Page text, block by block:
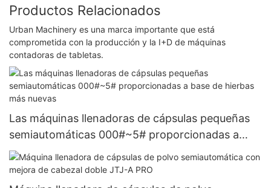
Productos Relacionados
Urban Machinery es una marca importante que está
comprometida con la producción y la I+D de máquinas
contadoras de tabletas.
Las máquinas llenadoras de cápsulas pequeñas
semiautomáticas 000#~5# proporcionadas a
base de hierbas más nuevas